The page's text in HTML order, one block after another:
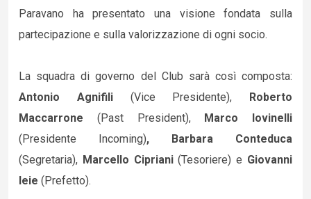
Paravano ha presentato una visione fondata sulla
partecipazione e sulla valorizzazione di ogni socio.
La squadra di governo del Club sarà così composta:
Antonio Agnifili (Vice Presidente), Roberto
Maccarrone (Past President),Marco Iovinelli
(Presidente Incoming), Barbara Conteduca
(Segretaria), Marcello Cipriani(Tesoriere) e Giovanni
Ieie (Prefetto).